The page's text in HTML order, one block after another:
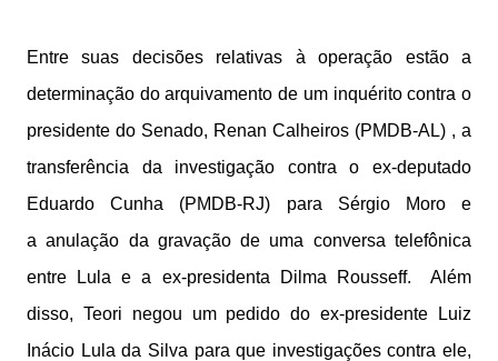
Entre suas decisões relativas à operação estão a
determinação do arquivamento de um inquérito contra o
presidente do Senado, Renan Calheiros (PMDB-AL) , a
transferência da investigação contra o ex-deputado
Eduardo Cunha (PMDB-RJ) para Sérgio Moro e
a anulação da gravação de uma conversa telefônica
entre Lula e a ex-presidenta Dilma Rousseff. Além
disso, Teori negou um pedido do ex-presidente Luiz
Inácio Lula da Silva para que investigações contra ele,